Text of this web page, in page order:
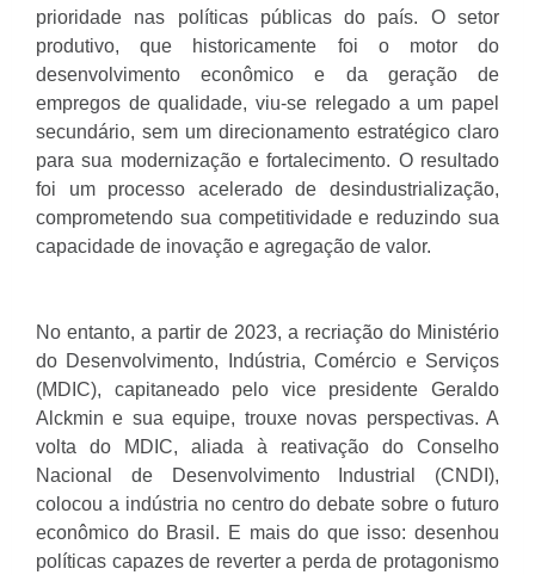
prioridade nas políticas públicas do país. O setor
produtivo, que historicamente foi o motor do
desenvolvimento econômico e da geração de
empregos de qualidade, viu-se relegado a um papel
secundário, sem um direcionamento estratégico claro
para sua modernização e fortalecimento. O resultado
foi um processo acelerado de desindustrialização,
comprometendo sua competitividade e reduzindo sua
capacidade de inovação e agregação de valor.
No entanto, a partir de 2023, a recriação do Ministério
do Desenvolvimento, Indústria, Comércio e Serviços
(MDIC), capitaneado pelo vice presidente Geraldo
Alckmin e sua equipe, trouxe novas perspectivas. A
volta do MDIC, aliada à reativação do Conselho
Nacional de Desenvolvimento Industrial (CNDI),
colocou a indústria no centro do debate sobre o futuro
econômico do Brasil. E mais do que isso: desenhou
políticas capazes de reverter a perda de protagonismo